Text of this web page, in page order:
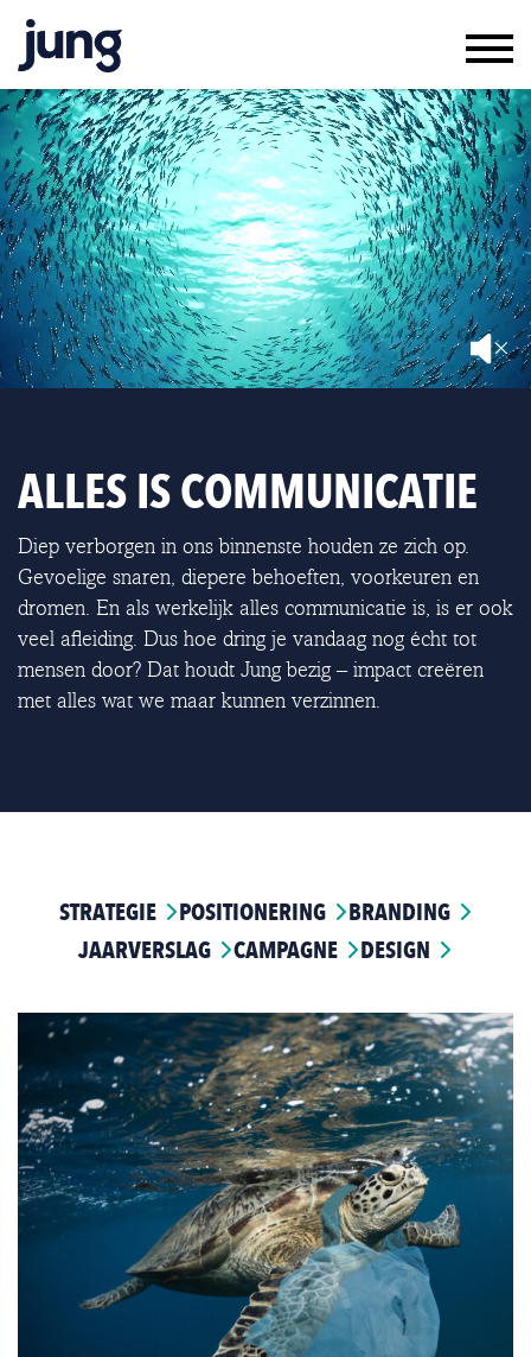
WERK & RESULTAAT
KLANTEN & JUNG
TEAM & VACATURES
CONTACT
IN ENGLISH
ALLES IS COMMUNICATIE
Diep verborgen in ons binnenste houden ze zich op.
Gevoelige snaren, diepere behoeften, voorkeuren en
dromen. En als werkelijk alles communicatie is, is er ook
veel afleiding. Dus hoe dring je vandaag nog écht tot
mensen door? Dat houdt Jung bezig – impact creëren
met alles wat we maar kunnen verzinnen.
STRATEGIE POSITIONERING
BRANDING
JAARVERSLAG
CAMPAGNE DESIGN